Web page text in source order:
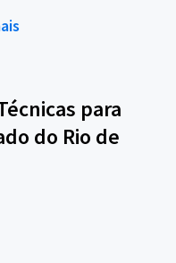
para
do Rio de